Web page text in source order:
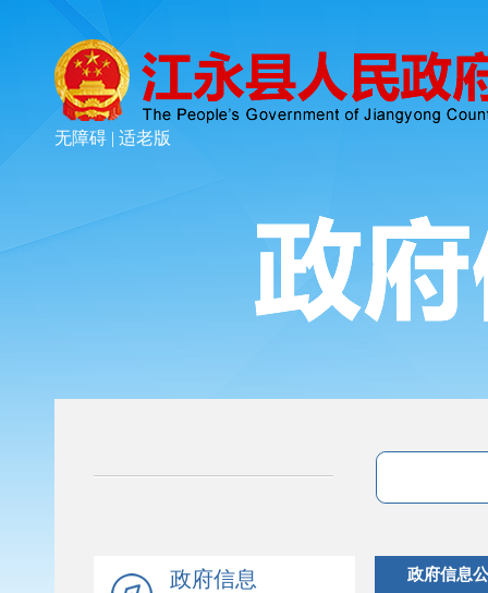
无障碍 | 适老版
政府信息